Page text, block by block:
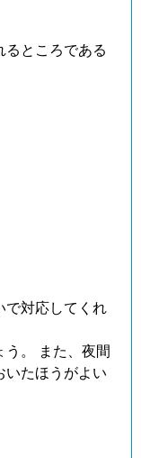
るところである
で対応してくれ
う。 また、夜間
いたほうがよい